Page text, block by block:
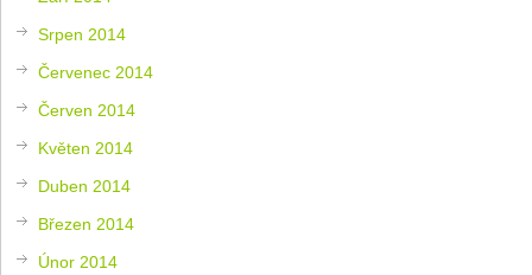
Srpen 2014
Červenec 2014
Červen 2014
Květen 2014
Duben 2014
Březen 2014
Únor 2014